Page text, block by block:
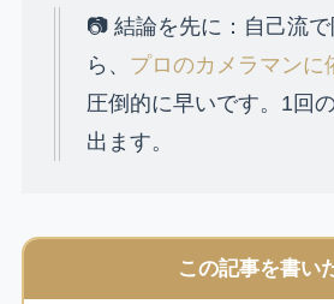
📷 結論を先に：自己流
ら、 プロのカメラマンに
圧倒的に早いです。1回
出ます。
この記事を書い